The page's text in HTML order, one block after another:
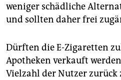
weniger schädliche
und sollten daher frei
Dürften die E-Zigaretten
Apotheken verkauft
Vielzahl der Nutzer